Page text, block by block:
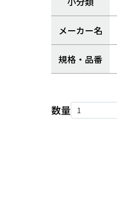
メーカー名
規格・品番
数量